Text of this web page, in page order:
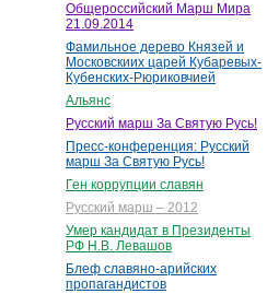
Общероссийский Марш Мира
21.09.2014
Фамильное дерево Князей и
Московскиих царей Кубаревых-
Кубенских-Рюриковчией
Альянс
Русский марш За Святую Русь!
Пресс-конференция: Русский
марш За Святую Русь!
Ген коррупции славян
Русский марш – 2012
Умер кандидат в Президенты
РФ Н.В. Левашов
Блеф славяно-арийских
пропагандистов